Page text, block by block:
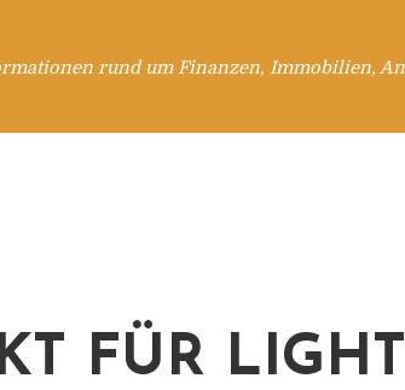
rund um Finanzen, Immobilien,
FÜR